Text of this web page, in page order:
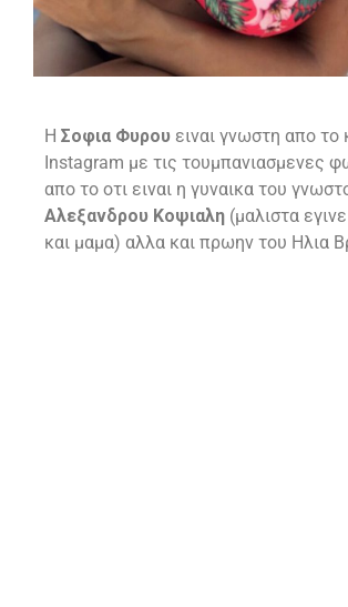
Η Σοφια Φυρου ειναι γνωστη απο το
Instagram με τις τουμπανιασμενες
απο το οτι ειναι η γυναικα του
Αλεξανδρου Κοψιαλη (μαλιστα
και μαμα) αλλα και πρωην του Ηλια